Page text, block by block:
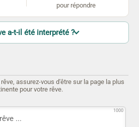
pour répondre
a-t-il été interprété ?
assurez-vous d'être sur la page la plus
pour votre rêve.
1000